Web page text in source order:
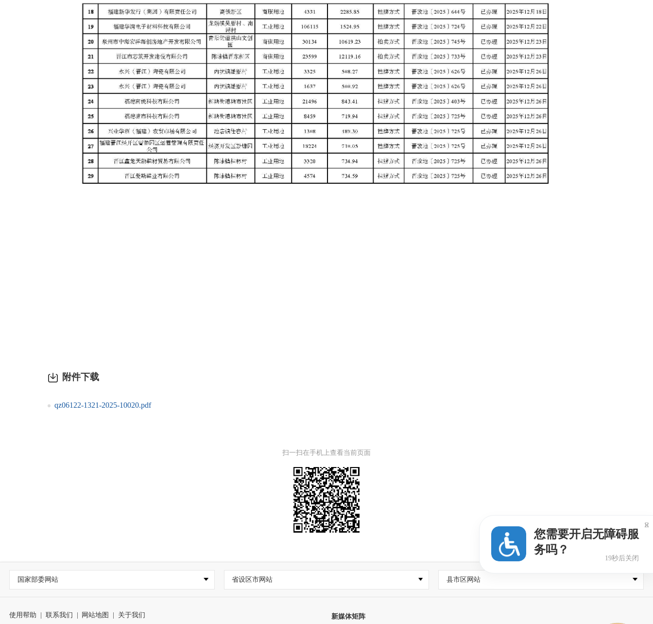
附件下载
qz06122-1321-2025-10020.pdf
扫一扫在手机上查看当前页面
国家部委网站 省设区市网站 县市区网站
使用帮助 | 联系我们 | 网站地图 | 关于我们 新媒体矩阵
您需要开启无障碍服
务吗？
18秒后关闭
